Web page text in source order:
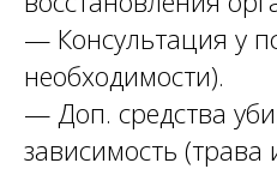
— Консультация у
необходимости).
— Доп. средства
зависимость (трава